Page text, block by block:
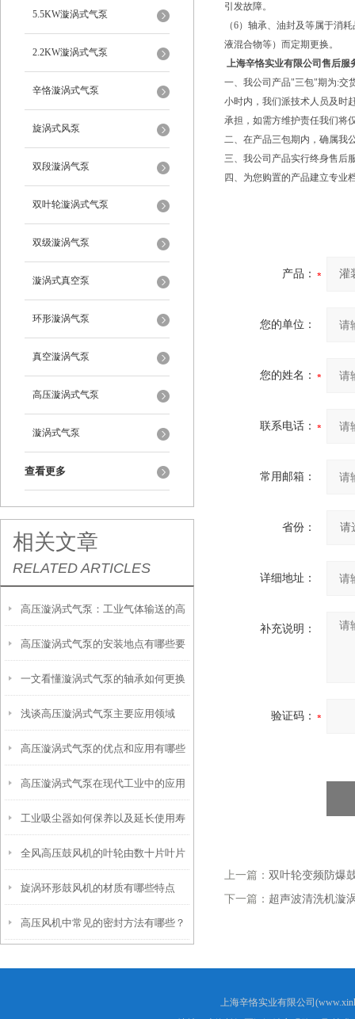
5.5KW漩涡式气泵
2.2KW漩涡式气泵
辛恪漩涡式气泵
旋涡式风泵
双段漩涡气泵
双叶轮漩涡式气泵
双级漩涡气泵
漩涡式真空泵
环形漩涡气泵
真空漩涡气泵
高压漩涡式气泵
漩涡式气泵
查看更多
相关文章
RELATED ARTICLES
高压漩涡式气泵：工业气体输送的高
效能工具
高压漩涡式气泵的安装地点有哪些要
求？
一文看懂漩涡式气泵的轴承如何更换
浅谈高压漩涡式气泵主要应用领域
高压漩涡式气泵的优点和应用有哪些
呢？
高压漩涡式气泵在现代工业中的应用
工业吸尘器如何保养以及延长使用寿
命
全风高压鼓风机的叶轮由数十片叶片
组成
旋涡环形鼓风机的材质有哪些特点
呢？
高压风机中常见的密封方法有哪些？
引发故障。
（6）轴承、油封及等属于消
液混合物等）而定期更换。
上海辛恪实业有限公司售后服
一、我公司产品"三包"期为:交
小时内，我们派技术人员及时
承担，如需方维护责任我们将
二、在产品三包期内，确属我
三、我公司产品实行终身售后
四、为您购置的产品建立专业
产品：
您的单位：
您的姓名：
联系电话：
常用邮箱：
省份：
详细地址：
补充说明：
验证码：
上一篇： 双叶轮变频防爆
下一篇： 超声波清洗机漩
上海辛恪实业有限公司